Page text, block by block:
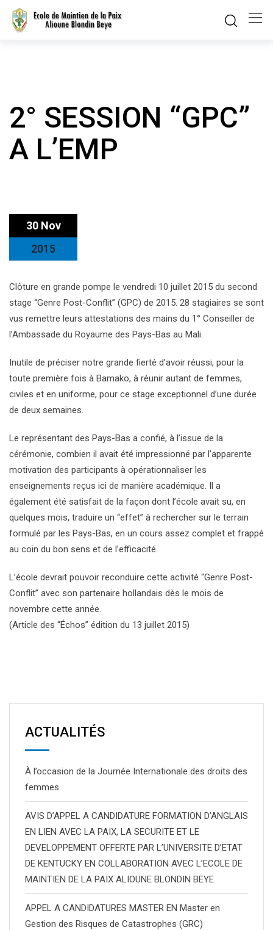
Skip
2° SESSION “GPC”
A L’EMP
30 Nov
2015
Clôture en grande pompe le vendredi 10 juillet 2015 du second
stage “Genre Post-Conflit” (GPC) de 2015. 28 stagiaires se sont
vus remettre leurs attestations des mains du 1° Conseiller de
l’Ambassade du Royaume des Pays-Bas au Mali.
Inutile de préciser notre grande fierté d’avoir réussi, pour la
toute première fois à Bamako, à réunir autant de femmes,
civiles et en uniforme, pour ce stage exceptionnel d’une durée
de deux semaines.
Le représentant des Pays-Bas a confié, à l’issue de la
cérémonie, combien il avait été impressionné par l’apparente
motivation des participants à opérationnaliser les
enseignements reçus ici de manière académique. Il a
également été satisfait de la façon dont l’école avait su, en
quelques mois, traduire un “effet” à rechercher sur le terrain
formulé par les Pays-Bas, en un cours assez complet et frappé
au coin du bon sens et de l’efficacité.
L’école devrait pouvoir reconduire cette activité “Genre Post-
Conflit” avec son partenaire hollandais dès le mois de
novembre cette année.
(Article des “Échos” édition du 13 juillet 2015)
ACTUALITÉS
À l’occasion de la Journée Internationale des droits des
femmes
AVIS D’APPEL A CANDIDATURE FORMATION D’ANGLAIS
EN LIEN AVEC LA PAIX, LA SECURITE ET LE
DEVELOPPEMENT OFFERTE PAR L’UNIVERSITE D’ETAT
DE KENTUCKY EN COLLABORATION AVEC L’ECOLE DE
MAINTIEN DE LA PAIX ALIOUNE BLONDIN BEYE
APPEL A CANDIDATURES MASTER EN Master en
Gestion des Risques de Catastrophes (GRC)